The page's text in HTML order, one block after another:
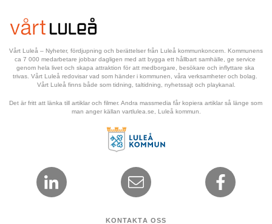
Vårt Luleå – Nyheter, fördjupning och berättelser från Luleå kommunkoncern. Kommunens
ca 7 000 medarbetare jobbar dagligen med att bygga ett hållbart samhälle, ge service
genom hela livet och skapa attraktion för att medborgare, besökare och inflyttare ska
trivas. Vårt Luleå redovisar vad som händer i kommunen, våra verksamheter och bolag.
Vårt Luleå finns både som tidning, taltidning, nyhetssajt och playkanal.
Det är fritt att länka till artiklar och filmer. Andra massmedia får kopiera artiklar så länge som
man anger källan vartlulea.se, Luleå kommun.
KONTAKTA OSS